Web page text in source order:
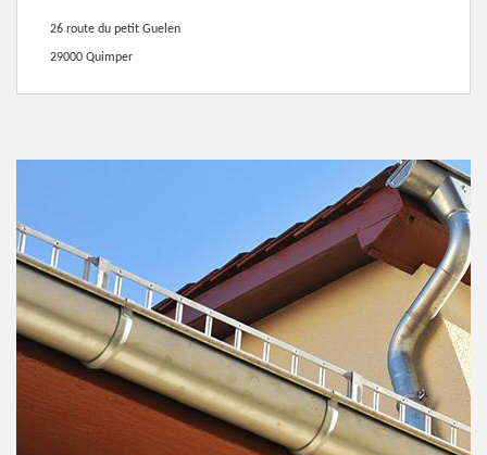
26 route du petit Guelen
29000 Quimper